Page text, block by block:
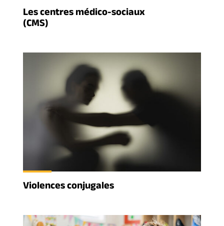
Les centres médico-sociaux
(CMS)
Violences conjugales